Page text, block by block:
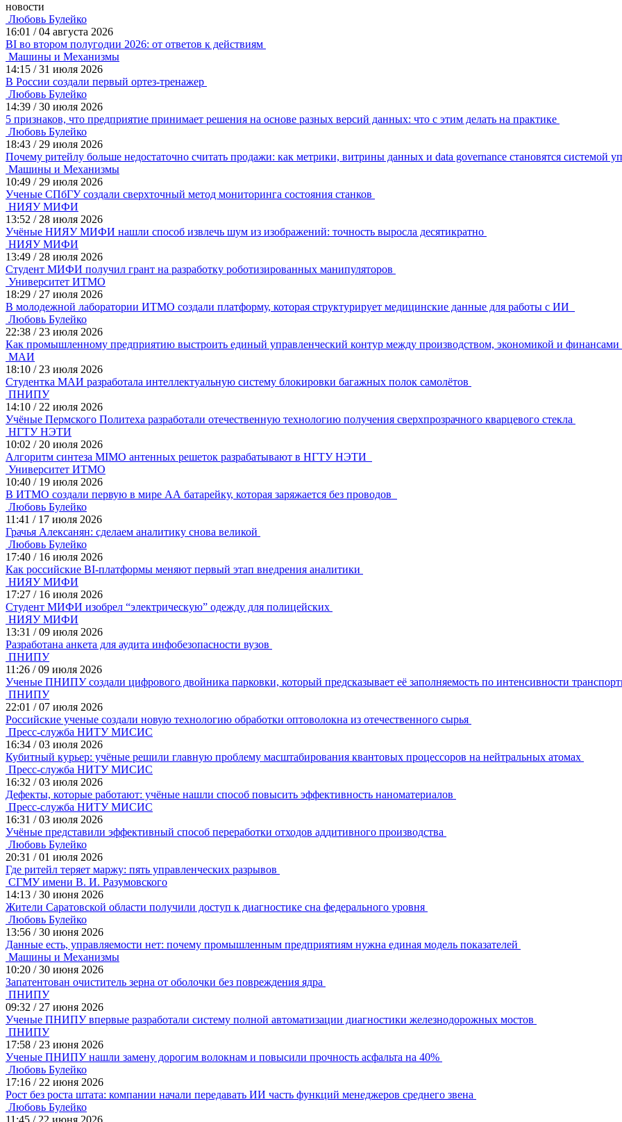
новости
Любовь Булейко
16:01 /04 августа 2026
BI во втором полугодии 2026: от ответов к действиям
Машины и Механизмы
14:15 /31 июля 2026
В России создали первый ортез-тренажер
Любовь Булейко
14:39 /30 июля 2026
5 признаков, что предприятие принимает решения на основе разных версий данных: что с этим делать на практике
Любовь Булейко
18:43 / 29 июля 2026
Почему ритейлу больше недостаточно считать продажи: как метрики, витрины данных и data governance становятся системой
Машины и Механизмы
10:49 / 29 июля 2026
Ученые СПбГУ создали сверхточный метод мониторинга состояния станков
НИЯУ МИФИ
13:52 / 28 июля 2026
Учëные НИЯУ МИФИ нашли способ извлечь шум из изображений: точность выросла десятикратно
НИЯУ МИФИ
13:49 / 28 июля 2026
Студент МИФИ получил грант на разработку роботизированных манипуляторов
Университет ИТМО
18:29 / 27 июля 2026
В молодежной лаборатории ИТМО создали платформу, которая структурирует медицинские данные для работы с ИИ
Любовь Булейко
22:38 / 23 июля 2026
Как промышленному предприятию выстроить единый управленческий контур между производством, экономикой и финансами
МАИ
18:10 / 23 июля 2026
Студентка МАИ разработала интеллектуальную систему блокировки багажных полок самолётов
ПНИПУ
14:10 / 22 июля 2026
Учёные Пермского Политеха разработали отечественную технологию получения сверхпрозрачного кварцевого стекла
НГТУ НЭТИ
10:02 / 20 июля 2026
Алгоритм синтеза MIMO антенных решеток разрабатывают в НГТУ НЭТИ
Университет ИТМО
10:40 / 19 июля 2026
В ИТМО создали первую в мире АА батарейку, которая заряжается без проводов
Любовь Булейко
11:41 / 17 июля 2026
Грачья Алексанян: сделаем аналитику снова великой
Любовь Булейко
17:40 / 16 июля 2026
Как российские BI-платформы меняют первый этап внедрения аналитики
НИЯУ МИФИ
17:27 / 16 июля 2026
Студент МИФИ изобрел “электрическую” одежду для полицейских
НИЯУ МИФИ
13:31 /09 июля 2026
Разработана анкета для аудита инфобезопасности вузов
ПНИПУ
11:26 /09 июля 2026
Ученые ПНИПУ создали цифрового двойника парковки, который предсказывает её заполняемость по интенсивности
ПНИПУ
22:01 /07 июля 2026
Российские ученые создали новую технологию обработки оптоволокна из отечественного сырья
Пресс-служба НИТУ МИСИС
16:34 /03 июля 2026
Кубитный курьер: учёные решили главную проблему масштабирования квантовых процессоров на нейтральных атомах
Пресс-служба НИТУ МИСИС
16:32 /03 июля 2026
Дефекты, которые работают: учёные нашли способ повысить эффективность наноматериалов
Пресс-служба НИТУ МИСИС
16:31 /03 июля 2026
Учёные представили эффективный способ переработки отходов аддитивного производства
Любовь Булейко
20:31 /01 июля 2026
Где ритейл теряет маржу: пять управленческих разрывов
СГМУ имени В. И. Разумовского
14:13 /30 июня 2026
Жители Саратовской области получили доступ к диагностике сна федерального уровня
Любовь Булейко
13:56 /30 июня 2026
Данные есть, управляемости нет: почему промышленным предприятиям нужна единая модель показателей
Машины и Механизмы
10:20 /30 июня 2026
Запатентован очиститель зерна от оболочки без повреждения ядра
ПНИПУ
09:32 / 27 июня 2026
Ученые ПНИПУ впервые разработали систему полной автоматизации диагностики железнодорожных мостов
ПНИПУ
17:58 / 23 июня 2026
Ученые ПНИПУ нашли замену дорогим волокнам и повысили прочность асфальта на 40%
Любовь Булейко
17:16 / 22 июня 2026
Рост без роста штата: компании начали передавать ИИ часть функций менеджеров среднего звена
Любовь Булейко
11:45 / 22 июня 2026